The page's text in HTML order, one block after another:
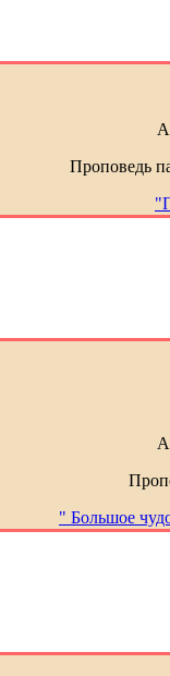
Проповедь
" Большое